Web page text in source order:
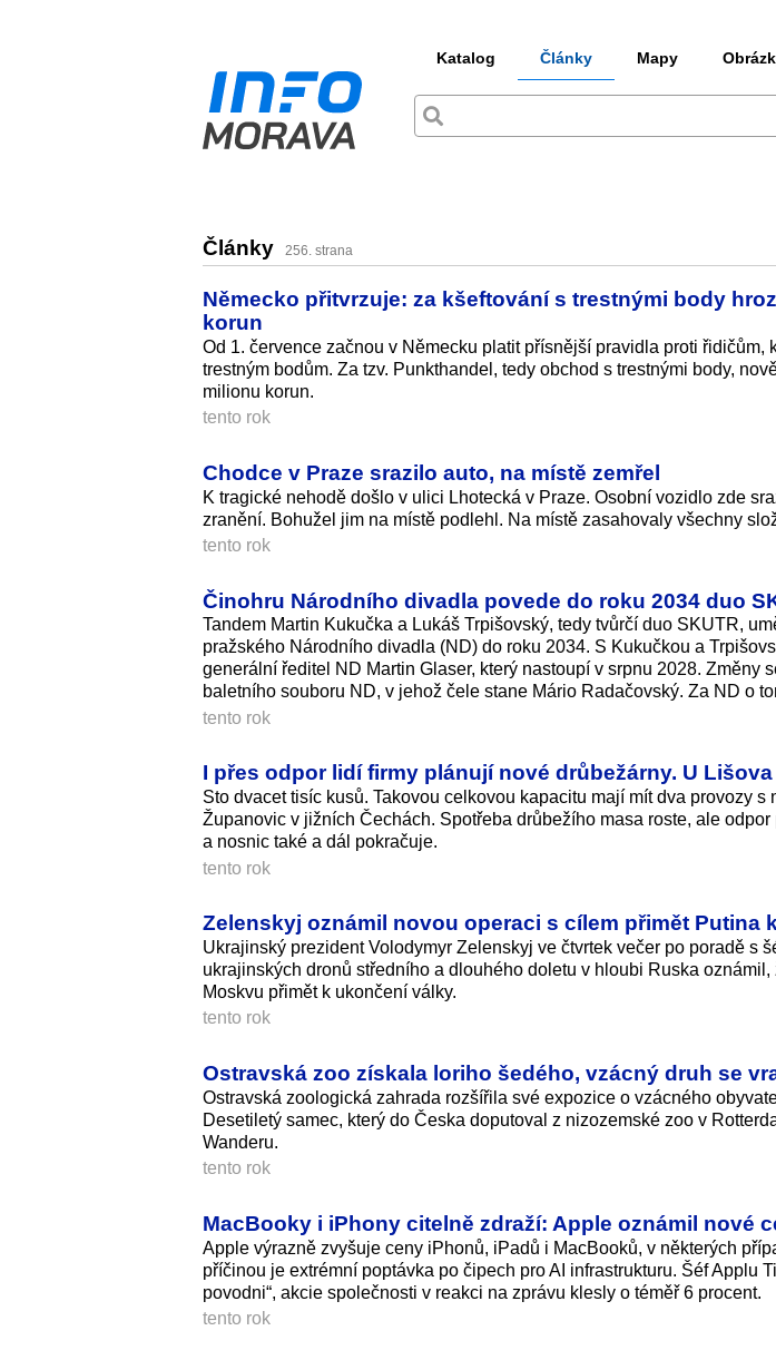
Katalog Články Mapy
Články 256. strana
Německo přitvrzuje: za kšeftování s trestnými body
korun
Od 1. července začnou v Německu platit přísnější pravidla proti řidičům,
trestným bodům. Za tzv. Punkthandel, tedy obchod s trestnými body,
milionu korun.
tento rok
Chodce v Praze srazilo auto, na místě zemřel
K tragické nehodě došlo v ulici Lhotecká v Praze. Osobní vozidlo zde
zranění. Bohužel jim na místě podlehl. Na místě zasahovaly všechny
tento rok
Činohru Národního divadla povede do roku 2034 duo
Tandem Martin Kukučka a Lukáš Trpišovský, tedy tvůrčí duo SKUTR,
pražského Národního divadla (ND) do roku 2034. S Kukučkou a
generální ředitel ND Martin Glaser, který nastoupí v srpnu 2028. Změny
baletního souboru ND, v jehož čele stane Mário Radačovský. Za ND o
tento rok
I přes odpor lidí firmy plánují nové drůbežárny. U
Sto dvacet tisíc kusů. Takovou celkovou kapacitu mají mít dva provozy s
Županovic v jižních Čechách. Spotřeba drůbežího masa roste, ale
a nosnic také a dál pokračuje.
tento rok
Zelenskyj oznámil novou operaci s cílem přimět Putina
Ukrajinský prezident Volodymyr Zelenskyj ve čtvrtek večer po poradě s
ukrajinských dronů středního a dlouhého doletu v hloubi Ruska
Moskvu přimět k ukončení války.
tento rok
Ostravská zoo získala loriho šedého, vzácný druh se
Ostravská zoologická zahrada rozšířila své expozice o vzácného
Desetiletý samec, který do Česka doputoval z nizozemské zoo v
Wanderu.
tento rok
MacBooky i iPhony citelně zdraží: Apple oznámil nové
Apple výrazně zvyšuje ceny iPhonů, iPadů i MacBooků, v některých
příčinou je extrémní poptávka po čipech pro AI infrastrukturu. Šéf Applu
povodni“, akcie společnosti v reakci na zprávu klesly o téměř 6 procent.
tento rok